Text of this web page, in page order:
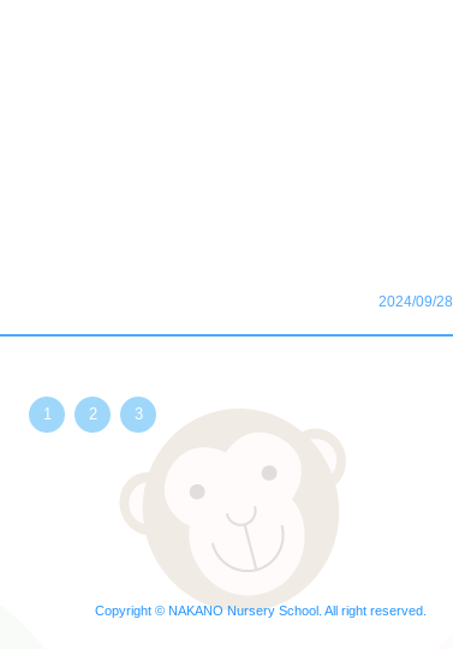
2024/09/28
1 2 3
Copyright © NAKANO Nursery School. All right reserved.